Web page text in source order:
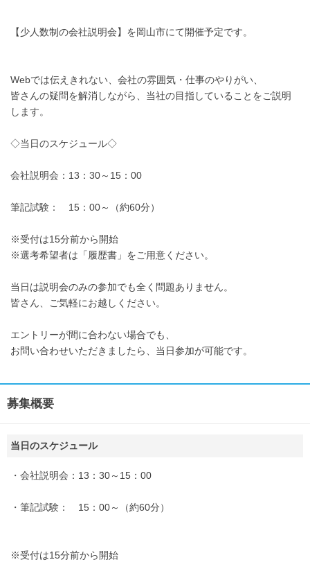
【少人数制の会社説明会】を岡山市にて開催予定です。
Webでは伝えきれない、会社の雰囲気・仕事のやりがい、
皆さんの疑問を解消しながら、当社の目指していることをご説明
します。
◇当日のスケジュール◇
会社説明会：13：30～15：00
筆記試験： 15：00～（約60分）
※受付は15分前から開始
※選考希望者は「履歴書」をご用意ください。
当日は説明会のみの参加でも全く問題ありません。
皆さん、ご気軽にお越しください。
エントリーが間に合わない場合でも、
お問い合わせいただきましたら、当日参加が可能です。
募集概要
当日のスケジュール
・会社説明会：13：30～15：00
・筆記試験： 15：00～（約60分）
※受付は15分前から開始